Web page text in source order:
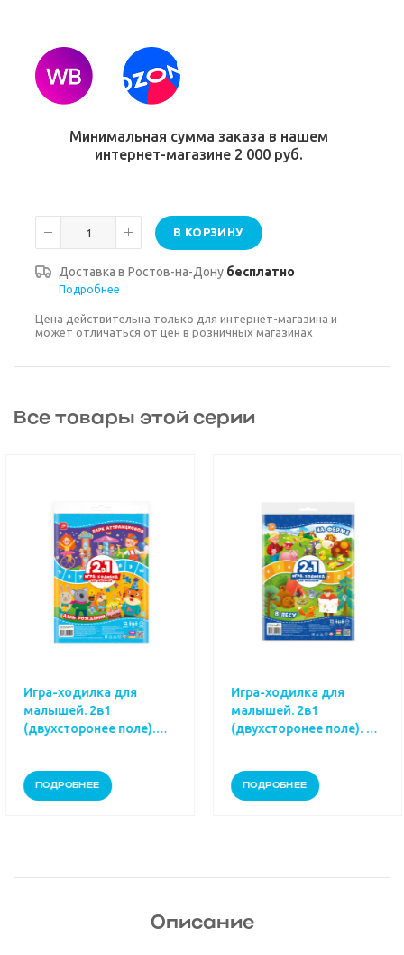
Минимальная сумма заказа в нашем
интернет-магазине 2 000 руб.
В КОРЗИНУ
Доставка в Ростов-на-Дону бесплатно
Подробнее
Цена действительна только для интернет-магазина и
может отличаться от цен в розничных магазинах
Все товары этой серии
Игра-ходилка для
малышей. 2в1
(двухсторонее поле). На
ПОДРОБНЕЕ
Игра-ходилка для
малышей. 2в1
(двухсторонее
ПОДРОБНЕЕ
Описание